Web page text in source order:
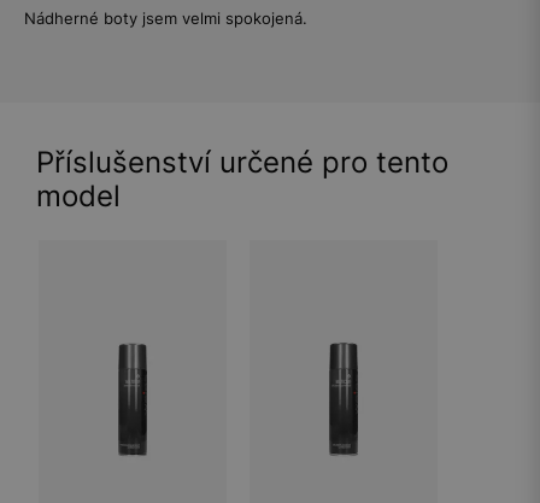
Nádherné boty jsem velmi spokojená.
Příslušenství určené pro tento
model